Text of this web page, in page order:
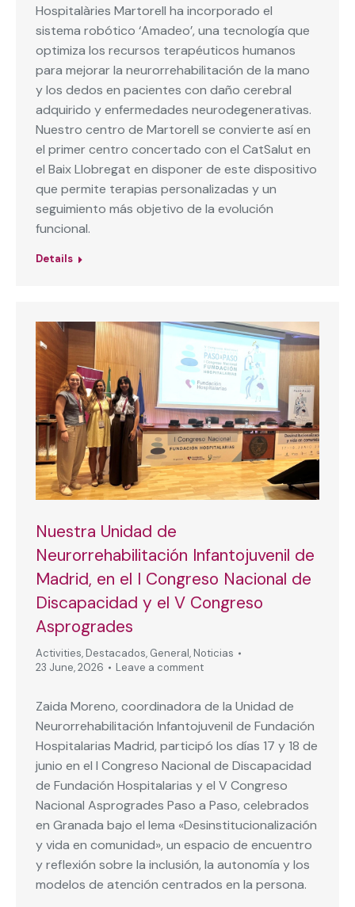
Hospitalàries Martorell ha incorporado el
sistema robótico ‘Amadeo’, una tecnología que
optimiza los recursos terapéuticos humanos
para mejorar la neurorrehabilitación de la mano
y los dedos en pacientes con daño cerebral
adquirido y enfermedades neurodegenerativas.
Nuestro centro de Martorell se convierte así en
el primer centro concertado con el CatSalut en
el Baix Llobregat en disponer de este dispositivo
que permite terapias personalizadas y un
seguimiento más objetivo de la evolución
funcional.
Details
Nuestra Unidad de
Neurorrehabilitación Infantojuvenil de
Madrid, en el I Congreso Nacional de
Discapacidad y el V Congreso
Asprogrades
Activities, Destacados, General, Noticias
23 June, 2026
Leave a comment
Zaida Moreno, coordinadora de la Unidad de
Neurorrehabilitación Infantojuvenil de Fundación
Hospitalarias Madrid, participó los días 17 y 18 de
junio en el I Congreso Nacional de Discapacidad
de Fundación Hospitalarias y el V Congreso
Nacional Asprogrades Paso a Paso, celebrados
en Granada bajo el lema «Desinstitucionalización
y vida en comunidad», un espacio de encuentro
y reflexión sobre la inclusión, la autonomía y los
modelos de atención centrados en la persona.